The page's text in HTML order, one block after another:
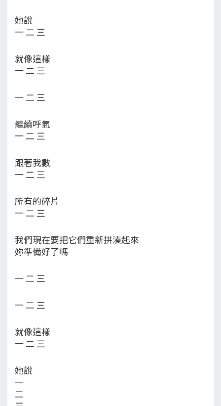
她說
一 二 三
就像這樣
一 二 三
一 二 三
繼續呼氣
一 二 三
跟著我數
一 二 三
所有的碎片
一 二 三
我們現在要把它們重新拼湊起來
妳準備好了嗎
一 二 三
一 二 三
就像這樣
一 二 三
她說
一
二